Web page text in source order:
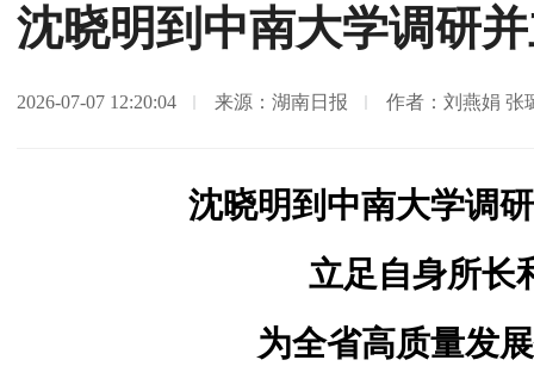
沈晓明到中南大学调研
2026-07-07 12:20:04 来源：湖南日报 作者：刘燕娟 张
沈晓明到中南大学调
立足自身所长
为全省高质量发